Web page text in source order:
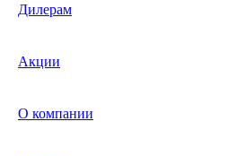
Дилерам
Акции
О компании